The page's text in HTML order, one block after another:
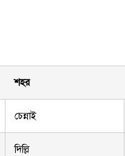
শহর
চেন্নাই
দিল্লি